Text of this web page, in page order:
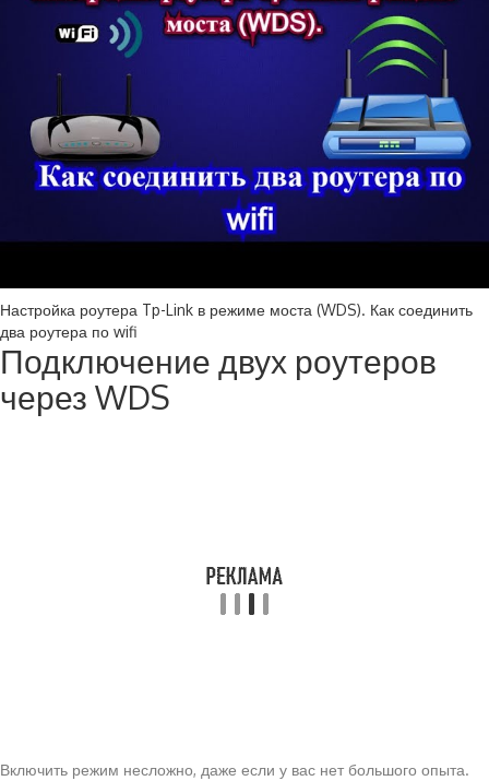
Настройка роутера Tp-Link в режиме моста (WDS). Как соединить
два роутера по wifi
Подключение двух роутеров
через WDS
Включить режим несложно, даже если у вас нет большого опыта.